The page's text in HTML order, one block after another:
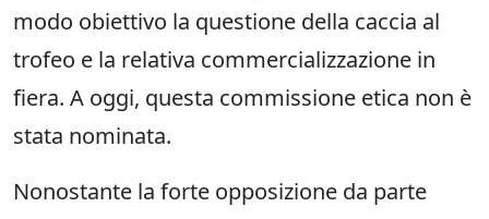
modo obiettivo la questione della caccia al
trofeo e la relativa commercializzazione in
fiera. A oggi, questa commissione etica non è
stata nominata.
Nonostante la forte opposizione da parte